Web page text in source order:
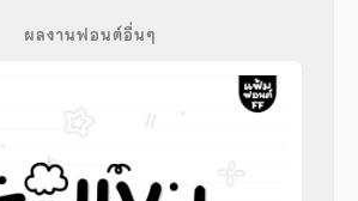
ผลงานฟอนต์อื่นๆ